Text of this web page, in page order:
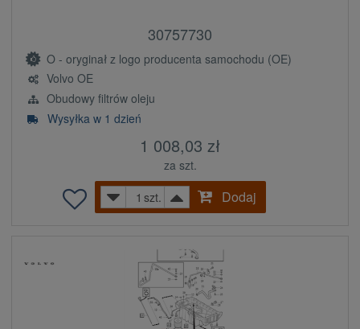
30757730
O - oryginał z logo producenta samochodu (OE)
Volvo OE
Obudowy filtrów oleju
Wysyłka w 1 dzień
1 008,03 zł
za szt.
szt.
Dodaj